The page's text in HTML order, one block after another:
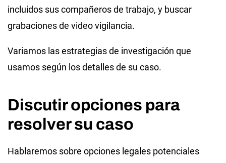
incluidos sus compañeros de trabajo, y buscar
grabaciones de video vigilancia.
Variamos las estrategias de investigación que
usamos según los detalles de su caso.
Discutir opciones para
resolver su caso
Hablaremos sobre opciones legales potenciales